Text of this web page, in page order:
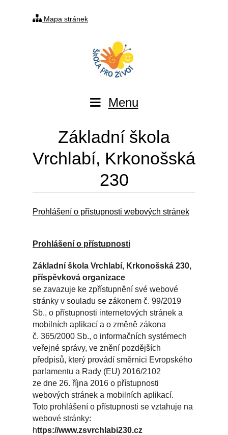
Mapa stránek
Menu
Základní škola
Vrchlabí, Krkonošská
230
Prohlášení o přístupnosti webových stránek
Prohlášení o přístupnosti
Základní škola Vrchlabí, Krkonošská 230,
příspěvková organizace
se zavazuje ke zpřístupnění své webové
stránky v souladu se zákonem č. 99/2019
Sb., o přístupnosti internetových stránek a
mobilních aplikací a o změně zákona
č. 365/2000 Sb., o informačních systémech
veřejné správy, ve znění pozdějších
předpisů, který provádí směrnici Evropského
parlamentu a Rady (EU) 2016/2102
ze dne 26. října 2016 o přístupnosti
webových stránek a mobilních aplikací.
Toto prohlášení o přístupnosti se vztahuje na
webové stránky:
https://www.zsvrchlabi230.cz